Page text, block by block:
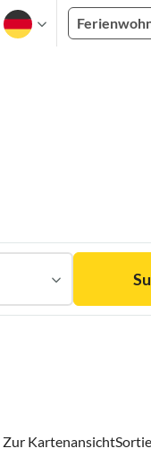
Zur Kartenansicht